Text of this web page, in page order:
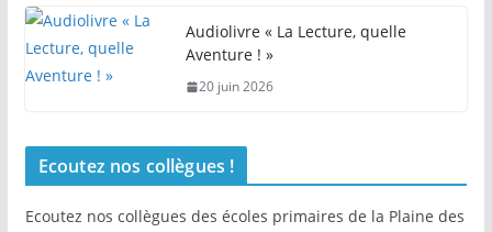
Audiolivre « La Lecture, quelle
Aventure ! »
20 juin 2026
Ecoutez nos collègues !
Ecoutez nos collègues des écoles primaires de la Plaine des